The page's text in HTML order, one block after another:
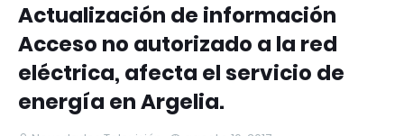
Actualización de información
Acceso no autorizado a la red
eléctrica, afecta el servicio de
energía en Argelia.